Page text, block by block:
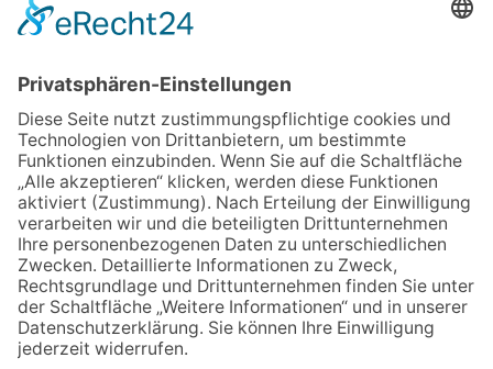
06.08.2026
Schulranzen schenken Kindern
einen guten Start
06.08.2026
Zwischen Fachwerk, Wein und
Musik: Erste Kronberger
Weinzeit begeistert die
Burgstadt
06.08.2026
„Rock auf der Burg“ lässt
Königstein beben
06.08.2026
Nachhaltigkeits-Akteure
vernetzen sich